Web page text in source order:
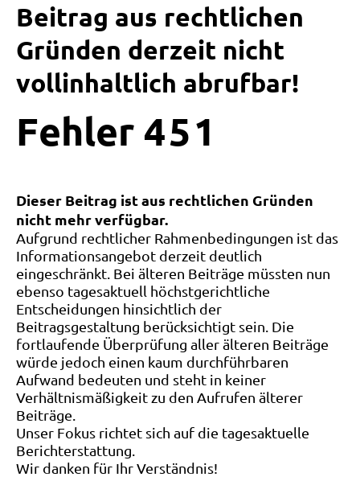
Beitrag aus rechtlichen
Gründen derzeit nicht
vollinhaltlich abrufbar!
Fehler 4 5 1
Dieser Beitrag ist aus rechtlichen Gründen
nicht mehr verfügbar.
Aufgrund rechtlicher Rahmenbedingungen ist das
Informationsangebot derzeit deutlich
eingeschränkt. Bei älteren Beiträge müssten nun
ebenso tagesaktuell höchstgerichtliche
Entscheidungen hinsichtlich der
Beitragsgestaltung berücksichtigt sein. Die
fortlaufende Überprüfung aller älteren Beiträge
würde jedoch einen kaum durchführbaren
Aufwand bedeuten und steht in keiner
Verhältnismäßigkeit zu den Aufrufen älterer
Beiträge.
Unser Fokus richtet sich auf die tagesaktuelle
Berichterstattung.
Wir danken für Ihr Verständnis!